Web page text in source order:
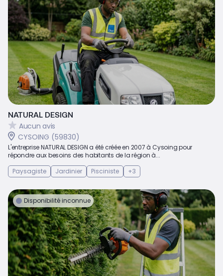
NATURAL DESIGN
Aucun avis
CYSOING (59830)
L'entreprise NATURAL DESIGN a été créée en 2007 à Cysoing pour
répondre aux besoins des habitants de la région à...
Paysagiste
Jardinier Pisciniste +3
Disponibilité inconnue